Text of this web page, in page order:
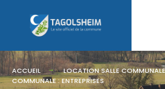
ACCUEIL LOCATION SALLE COMMUNALE
COMMUNALE : ENTREPRISES
for: